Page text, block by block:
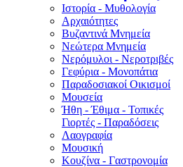
Ιστορία - Μυθολογία
Αρχαιότητες
Βυζαντινά Μνημεία
Νεώτερα Μνημεία
Νερόμυλοι - Nεροτριβές
Γεφύρια - Μονοπάτια
Παραδοσιακοί Οικισμοί
Μουσεία
Ήθη - Έθιμα - Τοπικές
Γιορτές - Παραδόσεις
Λαογραφία
Μουσική
Κουζίνα - Γαστρονομία